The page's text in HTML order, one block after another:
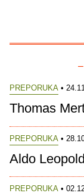
PREPORUKA •
Thomas
PREPORUKA •
Aldo
PREPORUKA •